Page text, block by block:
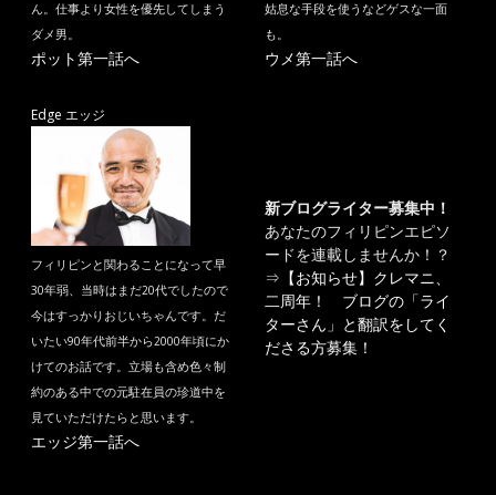
ん。仕事より女性を優先してしまう
ダメ男。
ポット第一話へ
姑息な手段を使うなどゲスな一面
も。
ウメ第一話へ
Edge エッジ
フィリピンと関わることになって早
30年弱、当時はまだ20代でしたので
今はすっかりおじいちゃんです。だ
いたい90年代前半から2000年頃にか
けてのお話です。立場も含め色々制
約のある中での元駐在員の珍道中を
見ていただけたらと思います。
エッジ第一話へ
新ブログライター募集中！
あなたのフィリピンエピソ
ードを連載しませんか！？
⇒ 【お知らせ】クレマニ、
二周年！ ブログの「ライ
ターさん」と翻訳をしてく
ださる方募集！